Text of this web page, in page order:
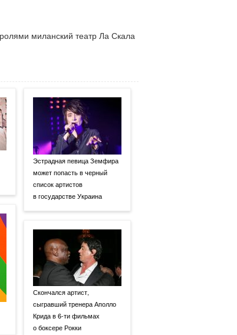
Эстрадная певица Земфира
может попасть в черный
список артистов
в государстве Украина
Скончался артист,
сыгравший тренера Аполло
Крида в 6-ти фильмах
о боксере Рокки